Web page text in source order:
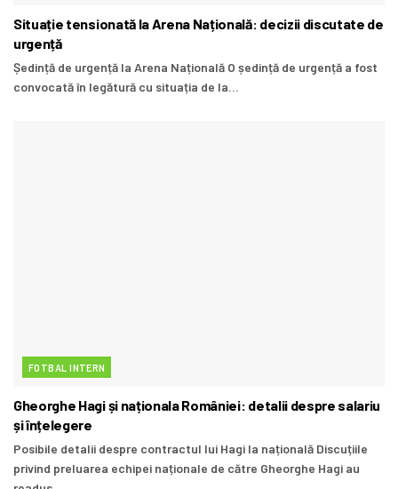
Situație tensionată la Arena Națională: decizii discutate de
urgență
Ședință de urgență la Arena Națională O ședință de urgență a fost
convocată în legătură cu situația de la...
FOTBAL INTERN
Gheorghe Hagi și naționala României: detalii despre salariu
și înțelegere
Posibile detalii despre contractul lui Hagi la națională Discuțiile
privind preluarea echipei naționale de către Gheorghe Hagi au